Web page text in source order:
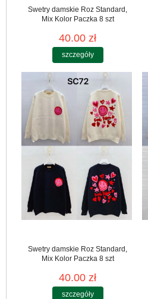
Swetry damskie Roz Standard,
Mix Kolor Paczka 8 szt
40.00 zł
szczegóły
Swetry damskie Roz Standard,
Mix Kolor Paczka 8 szt
40.00 zł
szczegóły